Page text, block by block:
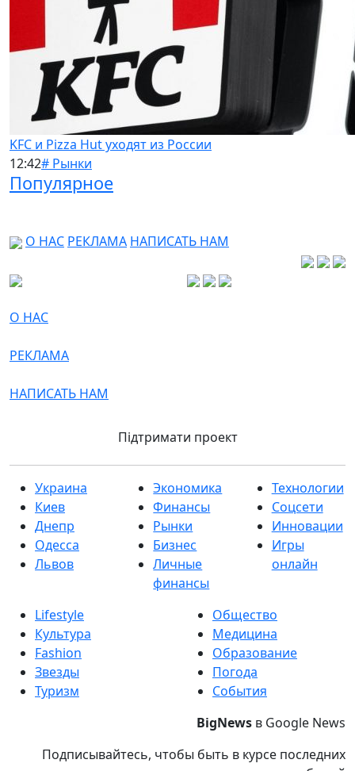
KFC и Pizza Hut уходят из России
12:42# Рынки
Популярное
О НАС РЕКЛАМА НАПИСАТЬ НАМ
О НАС
РЕКЛАМА
НАПИСАТЬ НАМ
Підтримати проект
Украина
Киев
Днепр
Одесса
Львов
Экономика
Финансы
Рынки
Бизнес
Личные
финансы
Технологии
Соцсети
Инновации
Игры
онлайн
Lifestyle
Культура
Fashion
Звезды
Туризм
Общество
Медицина
Образование
Погода
События
BigNews в Google News
Подписывайтесь, чтобы быть в курсе последних